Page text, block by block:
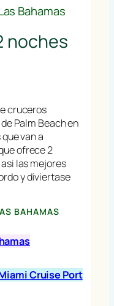
Bahamas
noches
cruceros
Palm Beach en
van a
ofrece 2
las mejores
y diviertase
BAHAMAS
Cruise Port